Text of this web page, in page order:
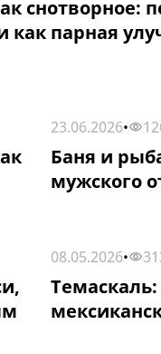
снотворное:
как парная
23.06.2026•
Баня и
мужского
08.05.2026•